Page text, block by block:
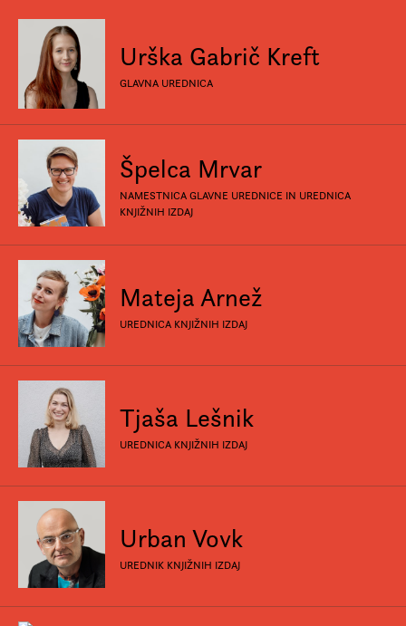
Urška Gabrič Kreft
GLAVNA UREDNICA
Špelca Mrvar
NAMESTNICA GLAVNE UREDNICE IN UREDNICA
KNJIŽNIH IZDAJ
Mateja Arnež
UREDNICA KNJIŽNIH IZDAJ
Tjaša Lešnik
UREDNICA KNJIŽNIH IZDAJ
Urban Vovk
UREDNIK KNJIŽNIH IZDAJ